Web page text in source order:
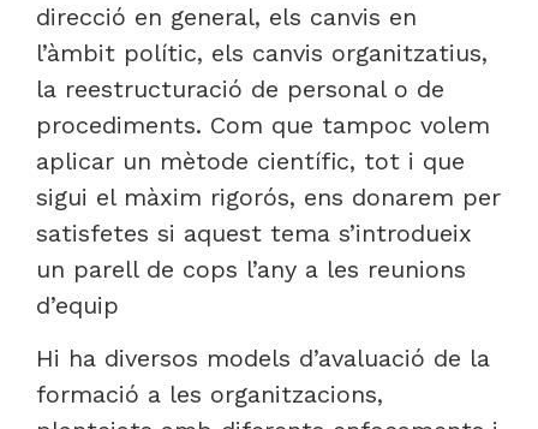
direcció en general, els canvis en
l’àmbit polític, els canvis organitzatius,
la reestructuració de personal o de
procediments. Com que tampoc volem
aplicar un mètode científic, tot i que
sigui el màxim rigorós, ens donarem per
satisfetes si aquest tema s’introdueix
un parell de cops l’any a les reunions
d’equip
Hi ha diversos models d’avaluació de la
formació a les organitzacions,